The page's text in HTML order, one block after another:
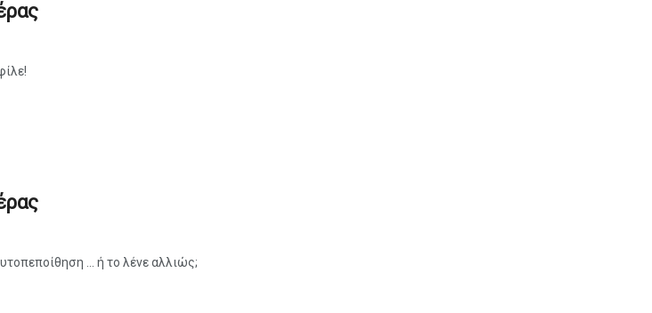
... ή το λένε αλλιώς;